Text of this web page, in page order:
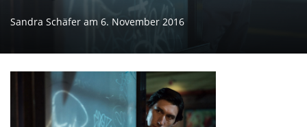
Sandra Schäfer am 6. November 2016